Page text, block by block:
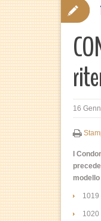
16
I
modello
1019
1020